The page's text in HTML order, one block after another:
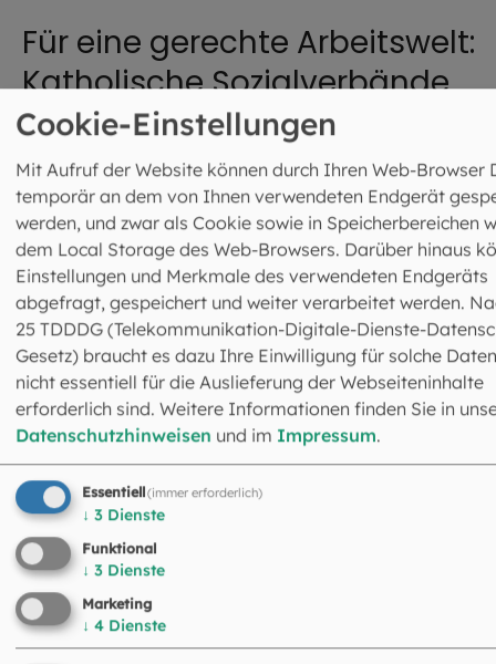
Für eine gerechte Arbeitswelt:
Katholische Sozialverbände
DieKatholische Arbeitnehmer-Bewegung
versteht sich als Interessenvertretung von
Arbeitnehmerinnen und Arbeitnehmern. Sie setzt sich ein
soziale Gerechtigkeit in Gesellschaft, Politik und
eine menschenwürdige Gestaltung der Arbeitswelt, eine
familienfreundliche Wirtschafts- und
sowie eine Wirtschaft, die dem Menschen dient.
DasKolpingwerk
ist ein generationsübergreifender
Sozialverband, der in örtlichen Kolpingsfamilien
ist. Der Verband fördert das Bewusstsein für
verantwortliches Leben und solidarisches Handeln.
Schwerpunkte seines Handelns sind die Arbeit mit jungen
für Familien und für globale Gerechtigkeit.
Cookie-Einstellungen
Mit Aufruf der Website können durch Ihren Web-Browser
temporär an dem von Ihnen verwendeten Endgerät
werden, und zwar als Cookie sowie in Speicherbereichen
dem Local Storage des Web-Browsers. Darüber hinaus
Einstellungen und Merkmale des verwendeten Endgeräts
abgefragt, gespeichert und weiter verarbeitet werden.
25 TDDDG (Telekommunikation-Digitale-Dienste-
Gesetz) braucht es dazu Ihre Einwilligung für solche
nicht essentiell für die Auslieferung der Webseiteninhalte
erforderlich sind. Weitere Informationen finden Sie in
Datenschutzhinweisen und im Impressum.
Essentiell(immer erforderlich)
↓ 3 Dienste
Funktional
↓ 3 Dienste
Marketing
↓ 4 Dienste